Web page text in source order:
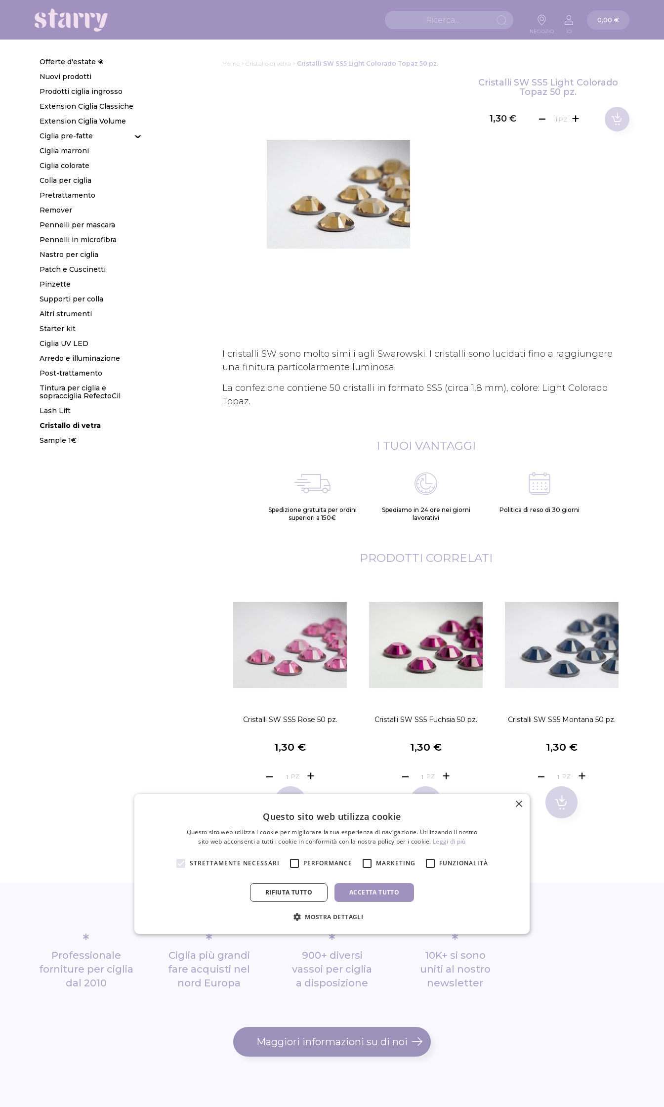
NEGOZIO IO
La mia carta
0,00 €
Offerte d'estate ❀
Nuovi prodotti
Prodotti ciglia ingrosso
Extension Ciglia Classiche
Extension Ciglia Volume
Ciglia pre-fatte
Ciglia marroni
Ciglia colorate
Colla per ciglia
Pretrattamento
Remover
Pennelli per mascara
Pennelli in microfibra
Nastro per ciglia
Patch e Cuscinetti
Pinzette
Supporti per colla
Altri strumenti
Starter kit
Ciglia UV LED
Arredo e illuminazione
Post-trattamento
Tintura per ciglia e
sopracciglia RefectoCil
Lash Lift
Cristallo di vetra
Sample 1€
galleria
di
Cristalli SW SS5 Light Colorado
Topaz 50 pz.
Home Cristallo di vetra Cristalli SW SS5 Light Colorado Topaz 50 pz.
1,30 € PZ
I cristalli SW sono molto simili agli Swarowski. I cristalli sono lucidati fino a raggiungere
una finitura particolarmente luminosa.
La confezione contiene 50 cristalli in formato SS5 (circa 1,8 mm), colore: Light Colorado
Topaz.
I TUOI VANTAGGI
Spedizione gratuita per ordini
superiori a 150€
Spediamo in 24 ore nei giorni
lavorativi
Politica di reso di 30 giorni
PRODOTTI CORRELATI
Cristalli SW SS5 Rose 50 pz.
1,30 €
PZ
Cristalli SW SS5 Fuchsia 50 pz.
1,30 €
PZ
Cristalli SW SS5 Montana 50 pz.
1,30 €
PZ
*
Professionale
forniture per ciglia
dal 2010
*
Ciglia più grandi
fare acquisti nel
nord Europa
*
900+ diversi
vassoi per ciglia
a disposizione
*
10K+ si sono
uniti al nostro
newsletter
Maggiori informazioni su di noi
×
Questo sito web utilizza cookie
Questo sito web utilizza i cookie per migliorare la tua esperienza di navigazione. Utilizzando il nostro
sito web acconsenti a tutti i cookie in conformità con la nostra policy per i cookie. Leggi di più
STRETTAMENTE NECESSARI PERFORMANCE MARKETING FUNZIONALITÀ
ACCETTA TUTTO
RIFIUTA TUTTO
MOSTRA DETTAGLI